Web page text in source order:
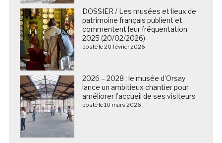
DOSSIER / Les musées et lieux de
patrimoine français publient et
commentent leur fréquentation
2025 (20/02/2026)
posté le 20 février 2026
2026 – 2028 : le musée d’Orsay
lance un ambitieux chantier pour
améliorer l’accueil de ses visiteurs
posté le 10 mars 2026